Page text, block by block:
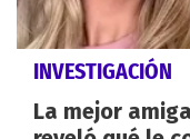
INVESTIGACIÓN
La mejor